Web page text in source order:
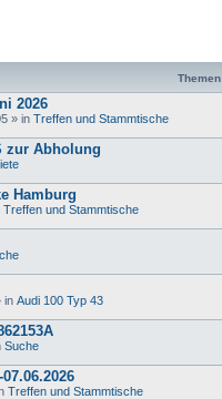
Themen
2026
» in Treffen und Stammtische
zur Abholung
Hamburg
Treffen und Stammtische
in Audi 100 Typ 43
Suche
Treffen und Stammtische